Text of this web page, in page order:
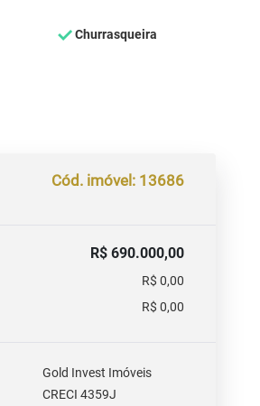
Churrasqueira
Cód. imóvel: 13686
R$ 690.000,00
R$ 0,00
R$ 0,00
Gold Invest Imóveis
CRECI 4359J